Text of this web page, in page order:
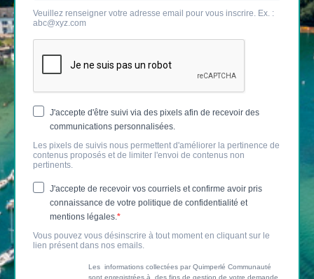
Veuillez renseigner votre adresse email pour vous inscrire. Ex. :
abc@xyz.com
J'accepte d'être suivi via des pixels afin de recevoir des
communications personnalisées.
Les pixels de suivis nous permettent d'améliorer la pertinence de
contenus proposés et de limiter l'envoi de contenus non
pertinents.
J'accepte de recevoir vos courriels et confirme avoir pris
connaissance de votre politique de confidentialité et
mentions légales.
Vous pouvez vous désinscrire à tout moment en cliquant sur le
lien présent dans nos emails.
Les informations collectées par Quimperlé Communauté
sont enregistrées à des fins de gestion de votre demande